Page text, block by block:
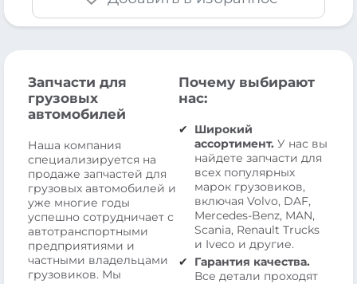
Запчасти для
грузовых
автомобилей
Наша компания
специализируется на
продаже запчастей для
грузовых автомобилей и
уже многие годы
успешно сотрудничает с
автотранспортными
предприятиями и
частными владельцами
грузовиков. Мы
Почему выбирают
нас:
Широкий
ассортимент. У нас вы
найдете запчасти для
всех популярных
марок грузовиков,
включая Volvo, DAF,
Mercedes-Benz, MAN,
Scania, Renault Trucks
и Iveco и другие.
Гарантия качества.
Все детали проходят